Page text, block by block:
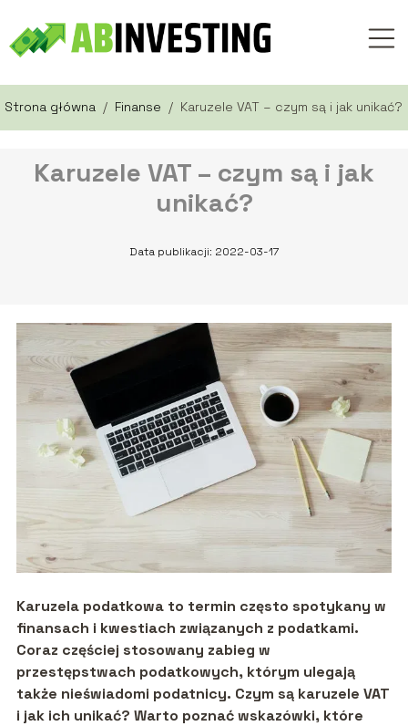
Strona główna / Finanse / Karuzele VAT – czym są i jak unikać?
Karuzele VAT – czym są i jak
unikać?
Data publikacji: 2022-03-17
Karuzela podatkowa to termin często spotykany w
finansach i kwestiach związanych z podatkami.
Coraz częściej stosowany zabieg w
przestępstwach podatkowych, którym ulegają
także nieświadomi podatnicy. Czym są karuzele VAT
i jak ich unikać? Warto poznać wskazówki, które